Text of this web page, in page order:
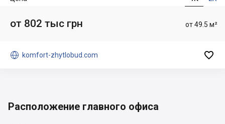
от 49.5 м²
от 802 тыс грн
 komfort-zhytlobud.com 
Расположение главного офиса